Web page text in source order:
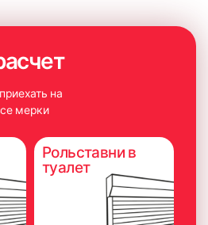
на
мерки
Рольставни в
туалет